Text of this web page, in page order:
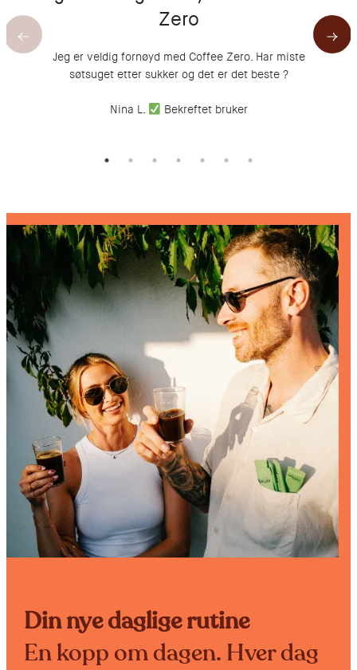
Zero
Jeg er veldig fornøyd med Coffee Zero. Har miste
søtsuget etter sukker og det er det beste ?
Nina L. Bekreftet bruker
Din nye daglige rutine
En kopp om dagen. Hver dag